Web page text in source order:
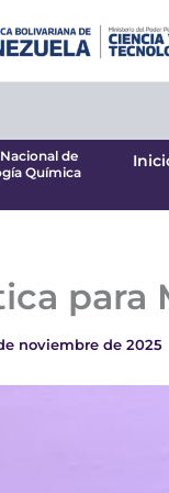
Química
de
Química
para
noviembre de 2025